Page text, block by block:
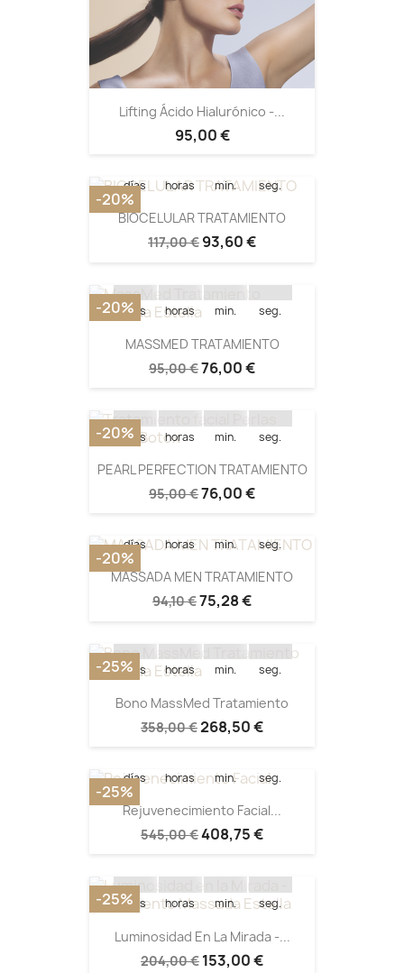
Lifting Ácido Hialurónico -...
95,00 €
Quedan:
días
19
horas
58
min. seg.
BIOCELULAR TRATAMIENTO
117,00 € 93,60 €
-20%
Quedan:
días horas min. seg.
MASSMED TRATAMIENTO
95,00 €76,00 €
-20%
Quedan:
días horas min. seg.
PEARL PERFECTION TRATAMIENTO
95,00 €76,00 €
-20%
Quedan:
días
12
horas
08
min. seg.
MASSADA MEN TRATAMIENTO
94,10 €75,28 €
-20%
Quedan:
días horas min. seg.
Bono MassMed Tratamiento
358,00 €268,50 €
-25%
Quedan:
15
días
12
horas
11
min.
10
seg.
Rejuvenecimiento Facial...
545,00 €408,75 €
-25%
Quedan:
días horas min. seg.
Luminosidad En La Mirada -...
204,00 € 153,00 €
-25%
Quedan: